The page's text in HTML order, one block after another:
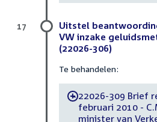
Uitstel
VW inzake
(22026-306)
Te behandelen:
-22026-309 Brief
februari 2010 -
minister van
17